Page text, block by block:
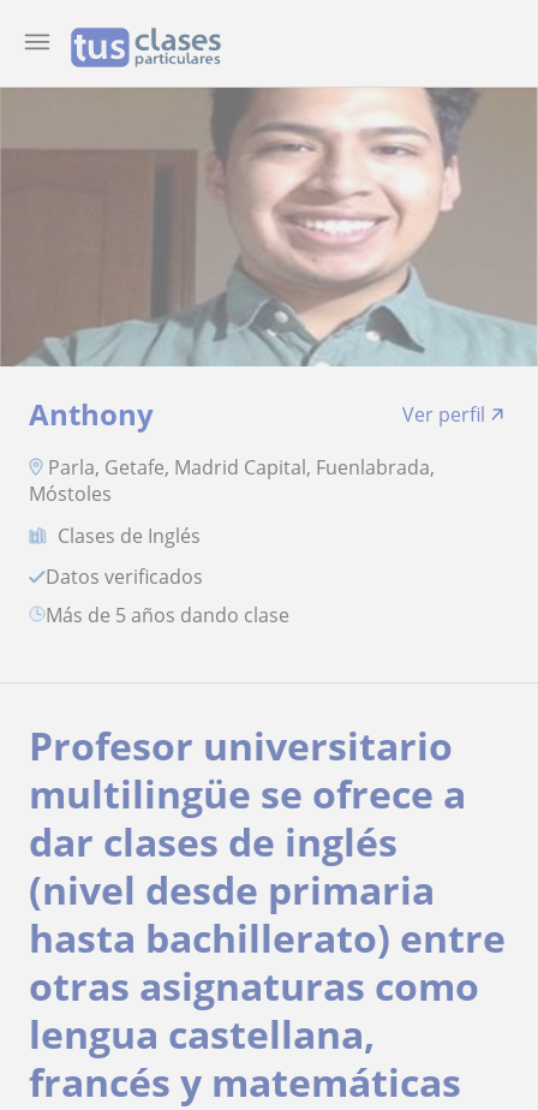
Anthony
Ver perfil
Parla, Getafe, Madrid Capital, Fuenlabrada,
Móstoles
Clases de Inglés
Datos verificados
más de 5 años dando clase
Profesor universitario
multilingüe se ofrece a
dar clases de inglés
(nivel desde primaria
hasta bachillerato) entre
otras asignaturas como
lengua castellana,
francés y matemáticas